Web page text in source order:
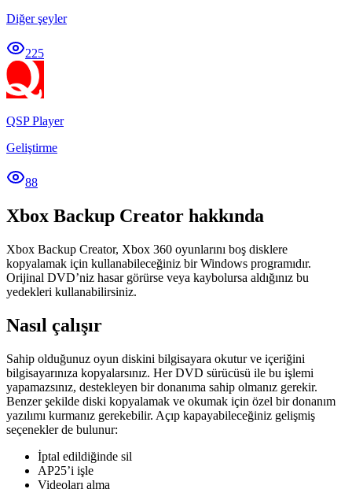
Diğer şeyler
225
QSP Player
Geliştirme
88
Xbox Backup Creator hakkında
Xbox Backup Creator, Xbox 360 oyunlarını boş disklere
kopyalamak için kullanabileceğiniz bir Windows programıdır.
Orijinal DVD’niz hasar görürse veya kaybolursa aldığınız bu
yedekleri kullanabilirsiniz.
Nasıl çalışır
Sahip olduğunuz oyun diskini bilgisayara okutur ve içeriğini
bilgisayarınıza kopyalarsınız. Her DVD sürücüsü ile bu işlemi
yapamazsınız, destekleyen bir donanıma sahip olmanız gerekir.
Benzer şekilde diski kopyalamak ve okumak için özel bir donanım
yazılımı kurmanız gerekebilir. Açıp kapayabileceğiniz gelişmiş
seçenekler de bulunur:
İptal edildiğinde sil
AP25’i işle
Videoları alma